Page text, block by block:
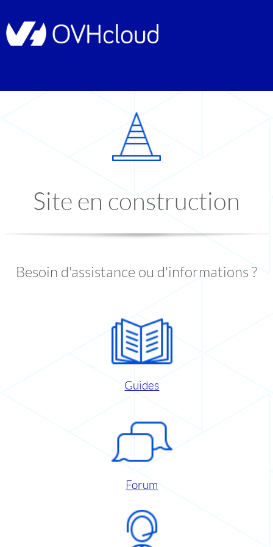
Site en construction
Besoin d'assistance ou d'informations ?
Guides
Forum